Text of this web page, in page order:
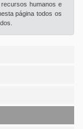
humanos e
página todos os